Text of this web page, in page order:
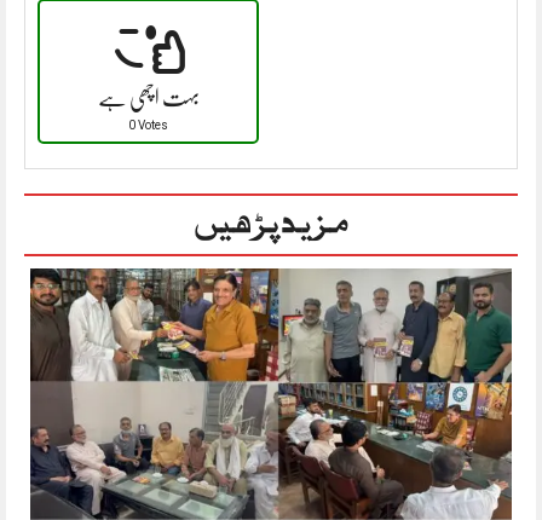
بہت اچھی ہے
0 Votes
مزید پڑھیں